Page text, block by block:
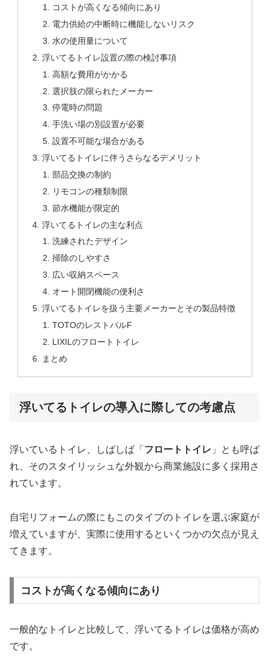
コストが高くなる傾向にあり
電力供給の中断時に機能しないリスク
水の使用量について
浮いてるトイレ設置の際の検討事項
高額な費用がかかる
選択肢の限られたメーカー
停電時の問題
手洗い場の別設置が必要
設置不可能な場合がある
浮いてるトイレに伴うさらなるデメリット
部品交換の制約
リモコンの種類制限
節水機能が限定的
浮いてるトイレの主な利点
洗練されたデザイン
掃除のしやすさ
広い収納スペース
オート開閉機能の便利さ
浮いてるトイレを扱う主要メーカーとその製品特徴
TOTOのレストパルF
LIXILのフロートトイレ
まとめ
浮いてるトイレの導入に際しての考慮点
浮いているトイレ、しばしば「 フロートトイレ 」とも呼ば
れ、そのスタイリッシュな外観から商業施設に多く採用さ
れています。
自宅リフォームの際にもこのタイプのトイレを選ぶ家庭が
増えていますが、実際に使用するといくつかの欠点が見え
てきます。
コストが高くなる傾向にあり
一般的なトイレと比較して、浮いてるトイレは価格が高め
です。